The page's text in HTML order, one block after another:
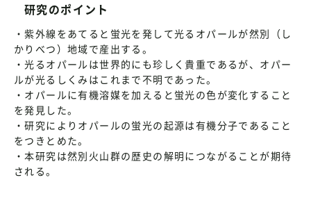
研究のポイント
・紫外線をあてると蛍光を発して光るオパールが然別（し
かりべつ）地域で産出する。
・光るオパールは世界的にも珍しく貴重であるが、オパー
ルが光るしくみはこれまで不明であった。
・オパールに有機溶媒を加えると蛍光の色が変化すること
を発見した。
・研究によりオパールの蛍光の起源は有機分子であること
をつきとめた。
・本研究は然別火山群の歴史の解明につながることが期待
される。